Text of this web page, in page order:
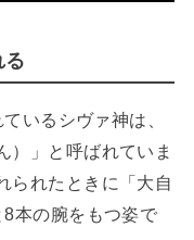
る
いるシヴァ神は、
）」と呼ばれていま
られたときに「大自
本の腕をもつ姿で